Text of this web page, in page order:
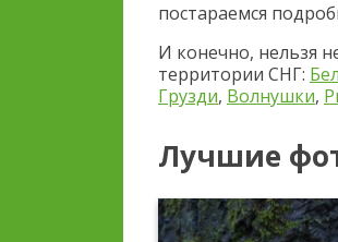
постараемся
И конечно, нельзя
территории СНГ:
Грузди, Волнушки,
Лучшие